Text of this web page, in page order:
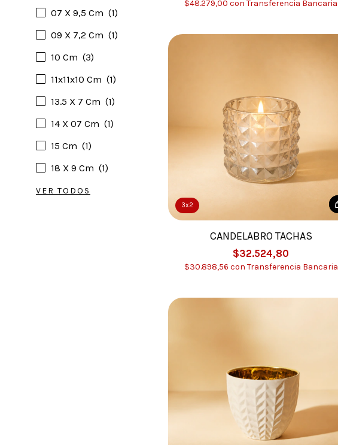
07 X 9,5 Cm (1)
09 X 7,2 Cm (1)
10 Cm (3)
11x11x10 Cm (1)
13.5 X 7 Cm (1)
14 X 07 Cm (1)
15 Cm (1)
18 X 9 Cm (1)
VER TODOS
$48.279,00con Transferencia Bancaria
3x2
CANDELABRO TACHAS
$32.524,80
$30.898,56 con Transferencia Bancaria